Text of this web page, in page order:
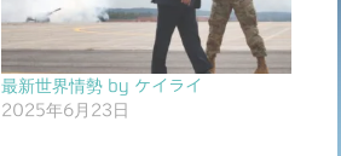
最新世界情勢 by ケイライ
2025年6月23日